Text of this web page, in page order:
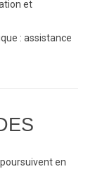
et
: assistance
en